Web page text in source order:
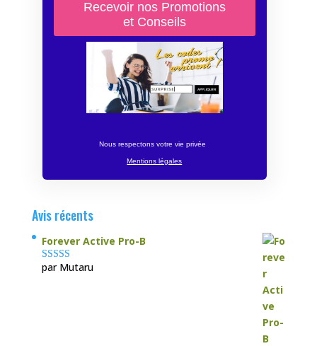
Nous respectons votre vie privée
Mentions légales
Avis récents
Forever Active Pro-B
Note4sur
par Mutaru